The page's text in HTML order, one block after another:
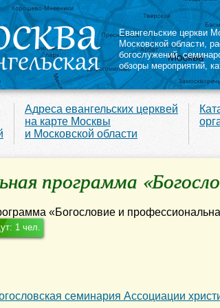
Евангельские церкви
Московской области,
богослужений,
обзоры мероприятий,
Адреса евангельских церквей
на карте Москвы
и Московской области
программа
1 чел.
семинария Ассоциации